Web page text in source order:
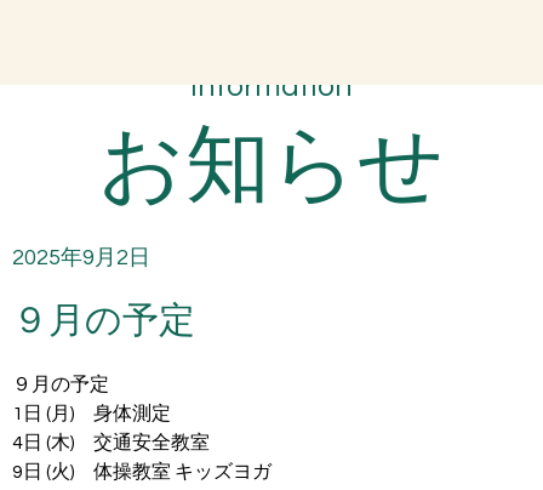
Information
お知らせ
９月の予定
2025年9月2日
９月の予定
1日 (月)     身体測定
4日 (木)     交通安全教室
9日 (火)     体操教室 キッズヨガ